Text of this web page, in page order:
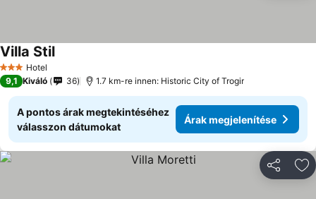
3 Kategória
Hotel
Villa Stil
9,1 Kiváló 36 1.7 km-re innen: Historic City of Trogir
A pontos árak megtekintéséhez
válasszon dátumokat
Árak megjelenítése